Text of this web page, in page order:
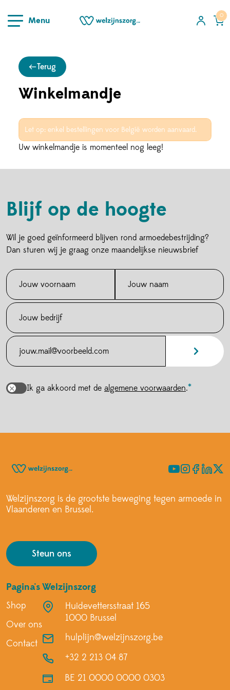
Menu
Over ons
Contact
0
Annuleren
Terug
Winkelmandje
Let op: enkel bestellingen voor België worden aanvaard.
Uw winkelmandje is momenteel nog leeg!
Annuleren
Blijf op de hoogte
Wil je goed geïnformeerd blijven rond armoedebestrijding?
Dan sturen wij je graag onze maandelijkse nieuwsbrief
Ik ga akkoord met de algemene voorwaarden.
Welzijnszorg is de grootste beweging tegen armoede in
Vlaanderen en Brussel.
Steun ons
Pagina's
Shop
Over ons
Contact
Welzijnszorg
Huidevettersstraat 165
1000 Brussel
hulplijn@welzijnszorg.be
+32 2 213 04 87
BE 21 0000 0000 0303